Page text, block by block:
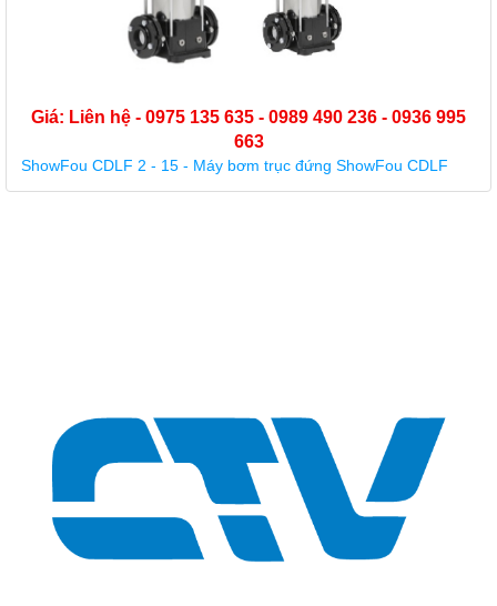
hệ - 0975 135 635 - 0989 490 236 - 0936 995
CDLF 2 - 15 - Máy bơm trục đứng ShowFou CDLF